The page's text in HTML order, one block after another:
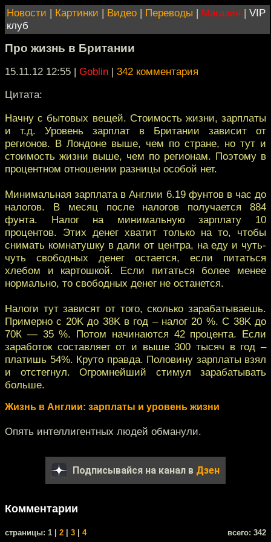
Новости | Картинки | Видео | Переводы | Магазин | VIP
клуб
Про жизнь в Британии
15.11.12 12:55 | Goblin | 342 комментария
Цитата:
Начну с бытовых вещей. Стоимость жизни, зарплаты
и т.д. Уровень зарплат в Британии зависит от
регионов. В Лондоне выше, чем по стране, но тут и
стоимость жизни выше, чем по регионам. Поэтому в
процентном отношении разницы особой нет.
Минимальная зарплата в Англии 6.19 фунтов в час до
налогов. В месяц после налогов получается 884
фунта. Налог на минимальную зарплату 10
процентов. Этих денег хватит только на то, чтобы
снимать комнатушку в дали от центра, на еду и чуть-
чуть свободных денег остается, если питаться
хлебом и картошкой. Если питаться более менее
нормально, то свободных денег не останется.
Налоги тут зависят от того, сколько зарабатываешь.
Примерно с 20K до 38K в год – налог 20 %. C 38K до
70К — 35 %. Потом начинаются 42 процента. Если
заработок составляет от и выше 300 тысяч в год –
платишь 54%. Круто правда. Половину зарплаты взял
и отстегнул. Огромнейший стимул зарабатывать
больше.
Жизнь в Англии: зарплаты и уровень жизни
Опять интеллигентных людей обманули.
Подписывайся на канал в Дзен
Комментарии
cтраницы: 1 | 2 3 4 всего: 342